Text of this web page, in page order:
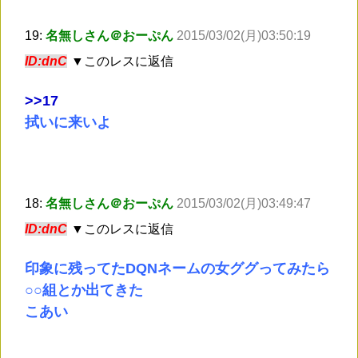
19: 名無しさん＠おーぷん 2015/03/02(月)03:50:19
ID:dnC ▼このレスに返信
>>17
拭いに来いよ
18: 名無しさん＠おーぷん 2015/03/02(月)03:49:47
ID:dnC ▼このレスに返信
印象に残ってたDQNネームの女ググってみたら
○○組とか出てきた
こあい